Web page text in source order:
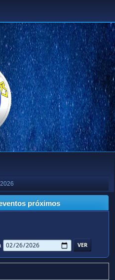
próximos